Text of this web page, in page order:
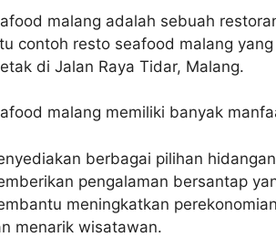
malang adalah sebuah
contoh resto seafood malang
di Jalan Raya Tidar, Malang.
malang memiliki banyak
berbagai pilihan
pengalaman bersantap
meningkatkan
menarik wisatawan.